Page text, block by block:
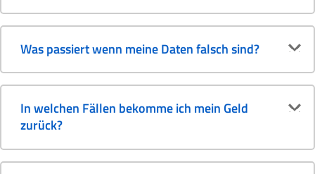
Was passiert wenn meine Daten falsch sind?
In welchen Fällen bekomme ich mein Geld
zurück?